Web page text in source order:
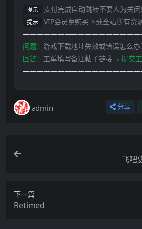
提示 支付完成自动跳转不要人为关闭!
提示
VIP会员免购买下载全站所有资
问题： 游戏下载地址失效或错误怎么办
回答： 工单填写备注帖子链接 ﹥提交
admin 分享
飞吧
下一篇
Retimed